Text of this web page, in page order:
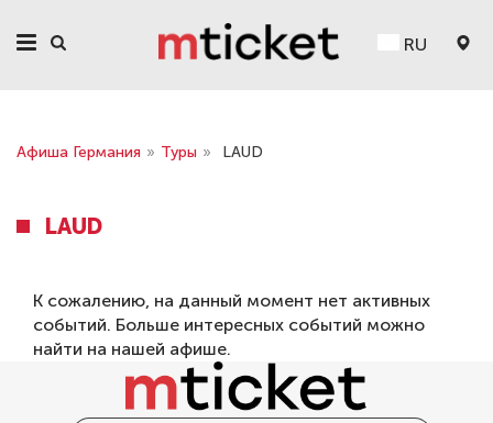
RU
Афиша Германия » Туры » LAUD
LAUD
К сожалению, на данный момент нет активных
событий. Больше интересных событий можно
найти на нашей афише.